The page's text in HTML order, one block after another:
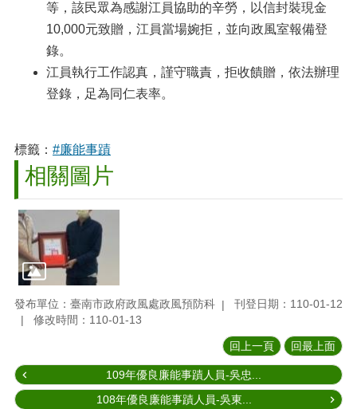
等，該民眾為感謝江員協助的辛勞，以信封裝現金
10,000元致贈，江員當場婉拒，並向政風室報備登
錄。
江員執行工作認真，謹守職責，拒收饋贈，依法辦理
登錄，足為同仁表率。
標籤： #廉能事蹟
相關圖片
發布單位：臺南市政府政風處政風預防科
刊登日期：110-01-12
修改時間：110-01-13
回上一頁 回最上面
109年優良廉能事蹟人員-吳忠...
108年優良廉能事蹟人員-吳東...